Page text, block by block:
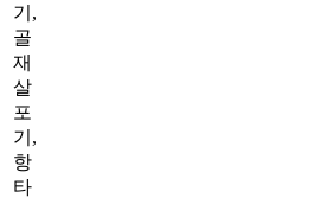
기,
골
재
살
포
기,
항
타